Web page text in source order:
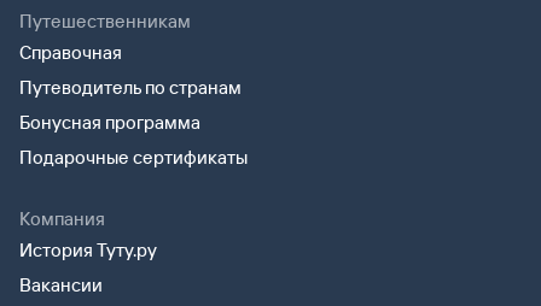
Путешественникам
Справочная
Путеводитель по странам
Бонусная программа
Подарочные сертификаты
Компания
История Туту.ру
Вакансии